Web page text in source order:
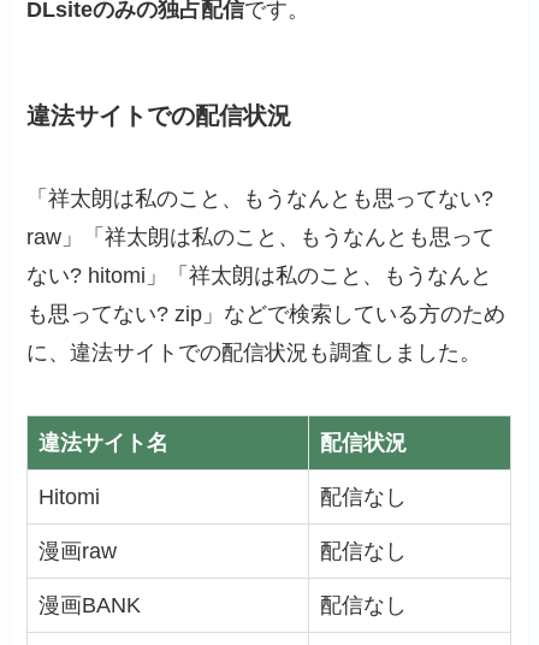
DLsiteのみの独占配信です。
違法サイトでの配信状況
「祥太朗は私のこと、もうなんとも思ってない?
raw」「祥太朗は私のこと、もうなんとも思って
ない? hitomi」「祥太朗は私のこと、もうなんと
も思ってない? zip」などで検索している方のため
に、違法サイトでの配信状況も調査しました。
違法サイト名 配信状況
Hitomi 配信なし
漫画raw 配信なし
漫画BANK 配信なし